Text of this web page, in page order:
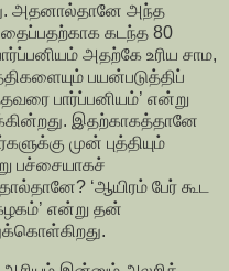
அதனால்தானே அந்த
கடந்த 80
அதற்கே உரிய சாம,
பயன்படுத்திப்
பார்ப்பனியம்’ என்று
இதற்காகத்தானே
முன் புத்தியும்
பச்சையாகச்
‘ஆயிரம் பேர் கூட
என்று தன்